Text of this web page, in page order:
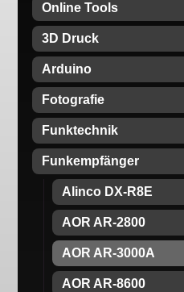
Online Tools
3D Druck
Arduino
Fotografie
Funktechnik
Funkempfänger
Alinco DX-R8E
AOR AR-2800
AOR AR-3000A
AOR AR-8600